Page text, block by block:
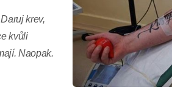
krev,
kvůli
Naopak.